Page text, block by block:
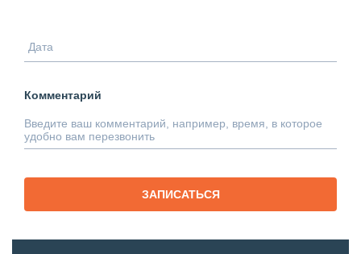
Комментарий
ЗАПИСАТЬСЯ